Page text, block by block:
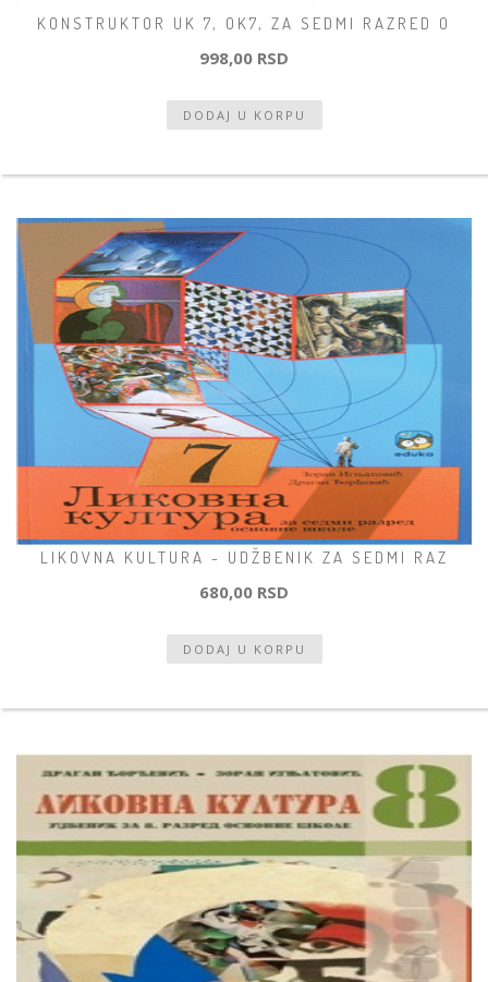
KONSTRUKTOR UK 7, OK7, ZA SEDMI RAZRED O
998,00 RSD
LIKOVNA KULTURA - UDŽBENIK ZA SEDMI RAZ
680,00 RSD